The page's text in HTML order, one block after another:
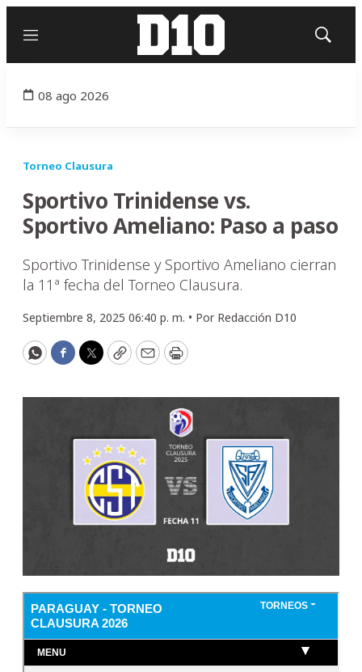
Menú
Mostrar
08 ago 2026
Torneo Clausura
Sportivo Trinidense vs.
Sportivo Ameliano: Paso a paso
Sportivo Trinidense y Sportivo Ameliano cierran
la 11ª fecha del Torneo Clausura.
Septiembre 8, 2025 06:40 p. m. • Por Redacción D10
WhatsApp
Facebook
Twitter
CopyEmailPrint